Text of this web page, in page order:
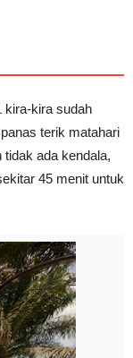
kira-kira sudah
terik matahari
ada kendala,
45 menit untuk